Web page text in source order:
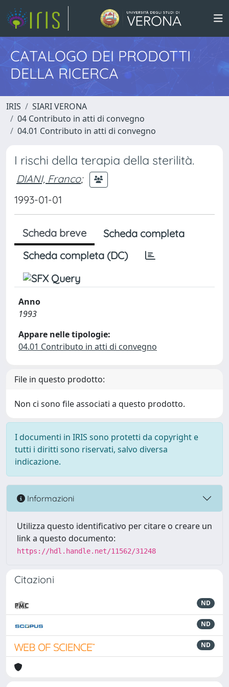
CATALOGO DEI PRODOTTI
DELLA RICERCA
IRIS
SIARI VERONA
04 Contributo in atti di convegno
04.01 Contributo in atti di convegno
I rischi della terapia della sterilità.
DIANI, Franco;
1993-01-01
Scheda breve
Scheda completa
Scheda completa (DC)
Anno
1993
Appare nelle tipologie:
04.01 Contributo in atti di convegno
File in questo prodotto:
Non ci sono file associati a questo prodotto.
I documenti in IRIS sono protetti da copyright e
tutti i diritti sono riservati, salvo diversa
indicazione.
Informazioni
Utilizza questo identificativo per citare o creare un
link a questo documento:
https://hdl.handle.net/11562/31248
Citazioni
ND
ND
ND